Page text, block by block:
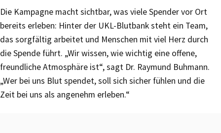
Die Kampagne macht sichtbar, was viele Spender vor Ort
bereits erleben: Hinter der UKL-Blutbank steht ein Team,
das sorgfältig arbeitet und Menschen mit viel Herz durch
die Spende führt. „Wir wissen, wie wichtig eine offene,
freundliche Atmosphäre ist“, sagt Dr. Raymund Buhmann.
„Wer bei uns Blut spendet, soll sich sicher fühlen und die
Zeit bei uns als angenehm erleben.“